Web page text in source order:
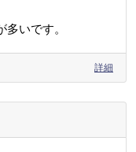
いです。
詳細